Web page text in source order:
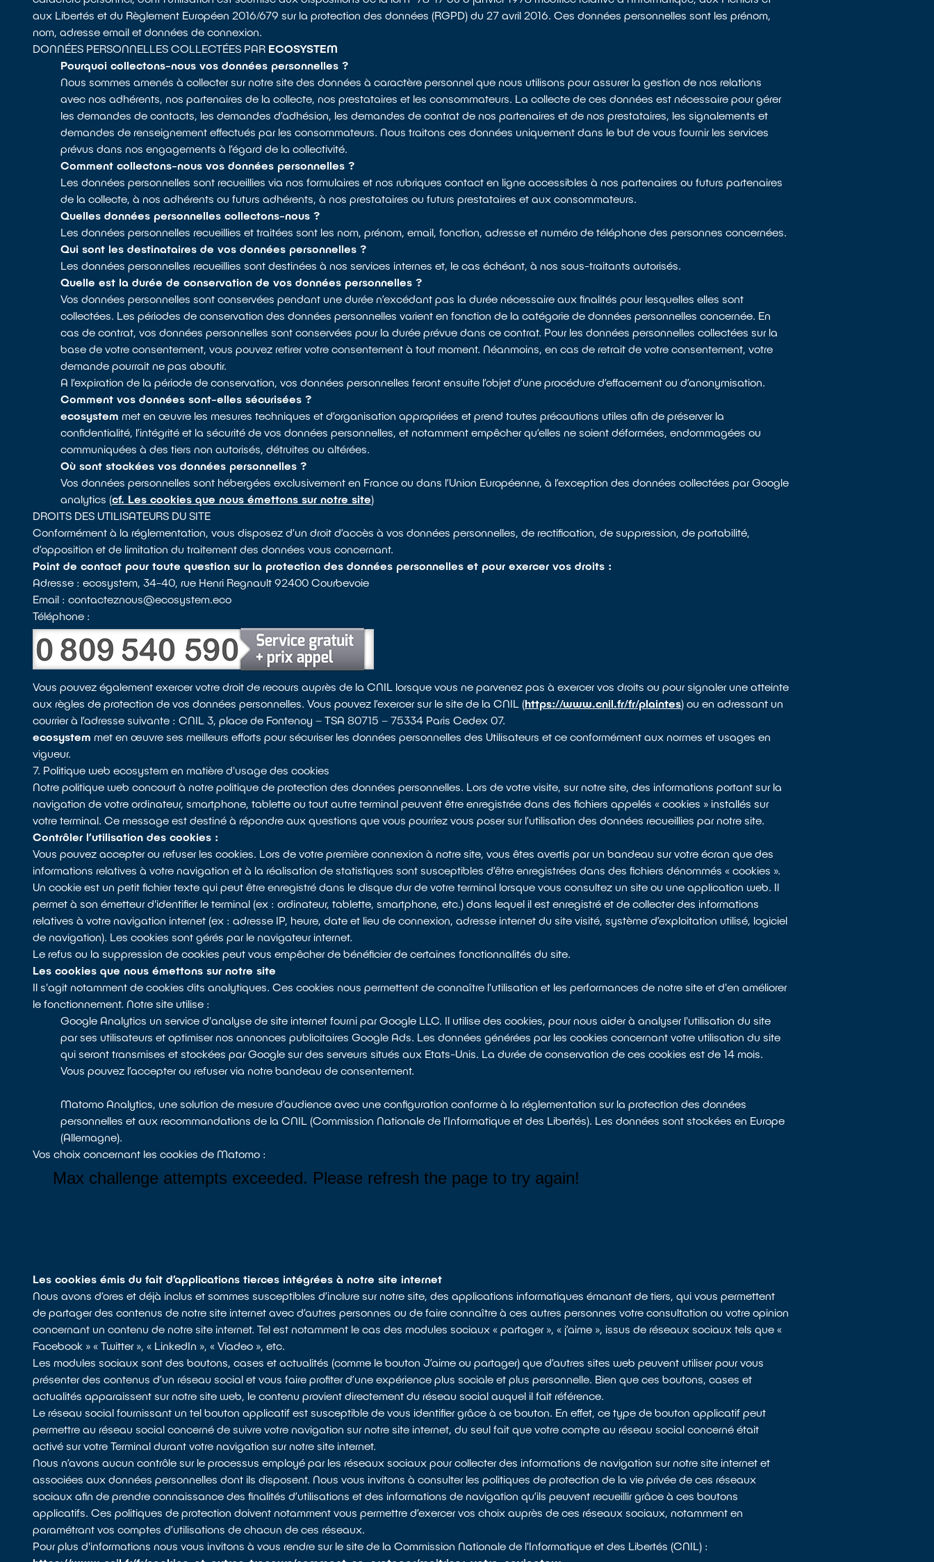
aux Libertés et du Règlement Européen 2016/679 sur la protection des données (RGPD) du 27 avril 2016. Ces données personnelles sont les prénom,
nom, adresse email et données de connexion.
DONNÉES PERSONNELLES COLLECTÉES PAR ECOSYSTEM
Pourquoi collectons-nous vos données personnelles ?
Nous sommes amenés à collecter sur notre site des données à caractère personnel que nous utilisons pour assurer la gestion de nos relations
avec nos adhérents, nos partenaires de la collecte, nos prestataires et les consommateurs. La collecte de ces données est nécessaire pour gérer
les demandes de contacts, les demandes d’adhésion, les demandes de contrat de nos partenaires et de nos prestataires, les signalements et
demandes de renseignement effectués par les consommateurs. Nous traitons ces données uniquement dans le but de vous fournir les services
prévus dans nos engagements à l’égard de la collectivité.
Comment collectons-nous vos données personnelles ?
Les données personnelles sont recueillies via nos formulaires et nos rubriques contact en ligne accessibles à nos partenaires ou futurs partenaires
de la collecte, à nos adhérents ou futurs adhérents, à nos prestataires ou futurs prestataires et aux consommateurs.
Quelles données personnelles collectons-nous ?
Les données personnelles recueillies et traitées sont les nom, prénom, email, fonction, adresse et numéro de téléphone des personnes concernées.
Qui sont les destinataires de vos données personnelles ?
Les données personnelles recueillies sont destinées à nos services internes et, le cas échéant, à nos sous-traitants autorisés.
Quelle est la durée de conservation de vos données personnelles ?
Vos données personnelles sont conservées pendant une durée n’excédant pas la durée nécessaire aux finalités pour lesquelles elles sont
collectées. Les périodes de conservation des données personnelles varient en fonction de la catégorie de données personnelles concernée. En
cas de contrat, vos données personnelles sont conservées pour la durée prévue dans ce contrat. Pour les données personnelles collectées sur la
base de votre consentement, vous pouvez retirer votre consentement à tout moment. Néanmoins, en cas de retrait de votre consentement, votre
demande pourrait ne pas aboutir.
A l’expiration de la période de conservation, vos données personnelles feront ensuite l’objet d’une procédure d’effacement ou d’anonymisation.
Comment vos données sont-elles sécurisées ?
ecosystem met en œuvre les mesures techniques et d’organisation appropriées et prend toutes précautions utiles afin de préserver la
confidentialité, l’intégrité et la sécurité de vos données personnelles, et notamment empêcher qu’elles ne soient déformées, endommagées ou
communiquées à des tiers non autorisés, détruites ou altérées.
Où sont stockées vos données personnelles ?
Vos données personnelles sont hébergées exclusivement en France ou dans l’Union Européenne, à l’exception des données collectées par Google
analytics (cf. Les cookies que nous émettons sur notre site)
DROITS DES UTILISATEURS DU SITE
Conformément à la réglementation, vous disposez d’un droit d’accès à vos données personnelles, de rectification, de suppression, de portabilité,
d’opposition et de limitation du traitement des données vous concernant.
Point de contact pour toute question sur la protection des données personnelles et pour exercer vos droits :
Adresse : ecosystem, 34-40, rue Henri Regnault 92400 Courbevoie
Email : contacteznous@ecosystem.eco
Téléphone :
Vous pouvez également exercer votre droit de recours auprès de la CNIL lorsque vous ne parvenez pas à exercer vos droits ou pour signaler une atteinte
aux règles de protection de vos données personnelles. Vous pouvez l’exercer sur le site de la CNIL (https://www.cnil.fr/fr/plaintes) ou en adressant un
courrier à l’adresse suivante : CNIL 3, place de Fontenoy – TSA 80715 – 75334 Paris Cedex 07.
ecosystem met en œuvre ses meilleurs efforts pour sécuriser les données personnelles des Utilisateurs et ce conformément aux normes et usages en
vigueur.
7. Politique web ecosystem en matière d'usage des cookies
Notre politique web concourt à notre politique de protection des données personnelles. Lors de votre visite, sur notre site, des informations portant sur la
navigation de votre ordinateur, smartphone, tablette ou tout autre terminal peuvent être enregistrée dans des fichiers appelés « cookies » installés sur
votre terminal. Ce message est destiné à répondre aux questions que vous pourriez vous poser sur l’utilisation des données recueillies par notre site.
Contrôler l’utilisation des cookies :
Vous pouvez accepter ou refuser les cookies. Lors de votre première connexion à notre site, vous êtes avertis par un bandeau sur votre écran que des
informations relatives à votre navigation et à la réalisation de statistiques sont susceptibles d’être enregistrées dans des fichiers dénommés « cookies ».
Un cookie est un petit fichier texte qui peut être enregistré dans le disque dur de votre terminal lorsque vous consultez un site ou une application web. Il
permet à son émetteur d'identifier le terminal (ex : ordinateur, tablette, smartphone, etc.) dans lequel il est enregistré et de collecter des informations
relatives à votre navigation internet (ex : adresse IP, heure, date et lieu de connexion, adresse internet du site visité, système d’exploitation utilisé, logiciel
de navigation). Les cookies sont gérés par le navigateur internet.
Le refus ou la suppression de cookies peut vous empêcher de bénéficier de certaines fonctionnalités du site.
Les cookies que nous émettons sur notre site
Il s'agit notamment de cookies dits analytiques. Ces cookies nous permettent de connaître l'utilisation et les performances de notre site et d'en améliorer
le fonctionnement. Notre site utilise :
Google Analytics un service d'analyse de site internet fourni par Google LLC. Il utilise des cookies, pour nous aider à analyser l'utilisation du site
par ses utilisateurs et optimiser nos annonces publicitaires Google Ads. Les données générées par les cookies concernant votre utilisation du site
qui seront transmises et stockées par Google sur des serveurs situés aux Etats-Unis. La durée de conservation de ces cookies est de 14 mois.
Vous pouvez l’accepter ou refuser via notre bandeau de consentement.
Matomo Analytics, une solution de mesure d’audience avec une configuration conforme à la réglementation sur la protection des données
personnelles et aux recommandations de la CNIL (Commission Nationale de l’Informatique et des Libertés). Les données sont stockées en Europe
(Allemagne).
Vos choix concernant les cookies de Matomo :
Les cookies émis du fait d’applications tierces intégrées à notre site internet
Nous avons d’ores et déjà inclus et sommes susceptibles d’inclure sur notre site, des applications informatiques émanant de tiers, qui vous permettent
de partager des contenus de notre site internet avec d’autres personnes ou de faire connaître à ces autres personnes votre consultation ou votre opinion
concernant un contenu de notre site internet. Tel est notamment le cas des modules sociaux « partager », « j’aime », issus de réseaux sociaux tels que «
Facebook » « Twitter », « LinkedIn », « Viadeo », etc.
Les modules sociaux sont des boutons, cases et actualités (comme le bouton J’aime ou partager) que d’autres sites web peuvent utiliser pour vous
présenter des contenus d’un réseau social et vous faire profiter d’une expérience plus sociale et plus personnelle. Bien que ces boutons, cases et
actualités apparaissent sur notre site web, le contenu provient directement du réseau social auquel il fait référence.
Le réseau social fournissant un tel bouton applicatif est susceptible de vous identifier grâce à ce bouton. En effet, ce type de bouton applicatif peut
permettre au réseau social concerné de suivre votre navigation sur notre site internet, du seul fait que votre compte au réseau social concerné était
activé sur votre Terminal durant votre navigation sur notre site internet.
Nous n’avons aucun contrôle sur le processus employé par les réseaux sociaux pour collecter des informations de navigation sur notre site internet et
associées aux données personnelles dont ils disposent. Nous vous invitons à consulter les politiques de protection de la vie privée de ces réseaux
sociaux afin de prendre connaissance des finalités d’utilisations et des informations de navigation qu’ils peuvent recueillir grâce à ces boutons
applicatifs. Ces politiques de protection doivent notamment vous permettre d’exercer vos choix auprès de ces réseaux sociaux, notamment en
paramétrant vos comptes d’utilisations de chacun de ces réseaux.
Pour plus d'informations nous vous invitons à vous rendre sur le site de la Commission Nationale de l'Informatique et des Libertés (CNIL) :